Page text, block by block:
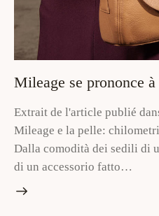
Mileage se prononce
Extrait de l'article publié
Mileage e la pelle:
Dalla comodità dei sedili di
di un accessorio fatto…